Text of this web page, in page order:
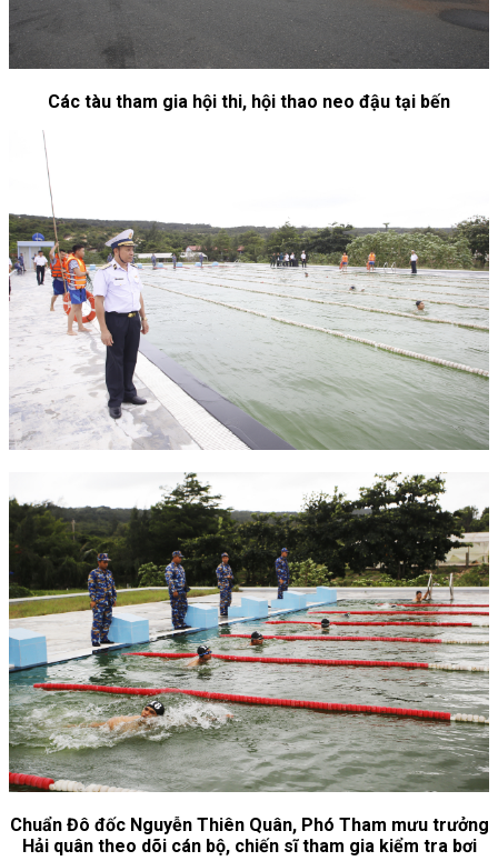
Các tàu tham gia hội thi, hội thao neo đậu tại bến
Chuẩn Đô đốc Nguyễn Thiên Quân, Phó Tham mưu trưởng
Hải quân theo dõi cán bộ, chiến sĩ tham gia kiểm tra bơi